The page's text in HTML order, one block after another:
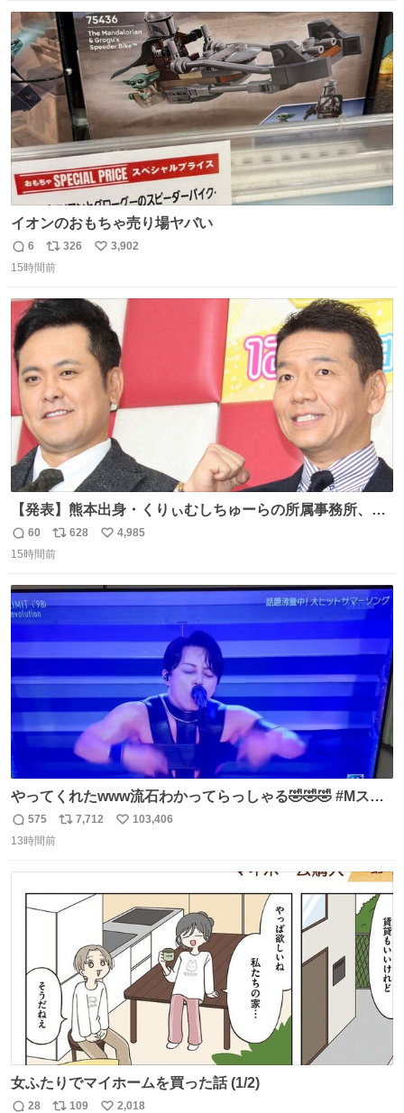
ト
数
数
イオンのおもちゃ売り場ヤバい
返
信
6
リ
ポ
ト
数
326
い
数
3,902
15時間前
【発表】熊本出身・くりぃむしちゅーらの所属事務所、被
災地に義援金寄付 news.livedoor.com/article/detail… くり
ぃむしちゅーやマツコ、有働由美子らが所属する芸能事務
本地震の被災地支援のため義援金を寄付したことを公表し
た。
返
信
60
リ
ポ
628
い
4,985
15時間前
やってくれたwww流石わかってらっしゃる🤣🤣🤣 #Mステ
#西川貴教
返
信
575
リ
数
7,712
い
103,406
13時間前
女ふたりでマイホームを買った話 (1/2)
28 109
2,018